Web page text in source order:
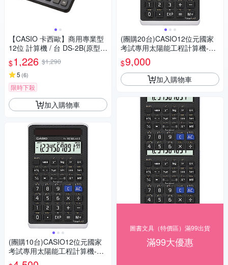
【CASIO 卡西歐】商用專業型
12位 計算機 / 台 DS-2B(原型號
DS-2TS)
$1,226 $1,290
5 (6)
限時下殺
加入購物車
(團購10台)CASIO12位元國家
考試專用太陽能工程計算機-FX
-82SOLARII
(團購20台)CASIO12位元國家
考試專用太陽能工程計算機-FX
-82SOLARII
$9,000
加入購物車
圖書文具（特價區）滿99出貨
滿99大優惠